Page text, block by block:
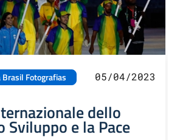
Brasil Fotografias 05/04/2023
dello
Sviluppo e la Pace